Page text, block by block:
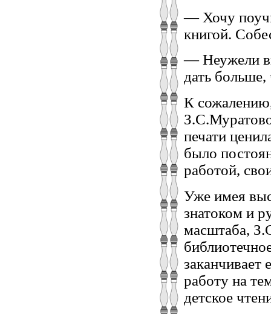
— Хочу
книгой.
— Неужели
дать
К сожалению,
печати
было
работой,
Уже имея
знатоком и
масштаба,
заканчивает
работу на
детское